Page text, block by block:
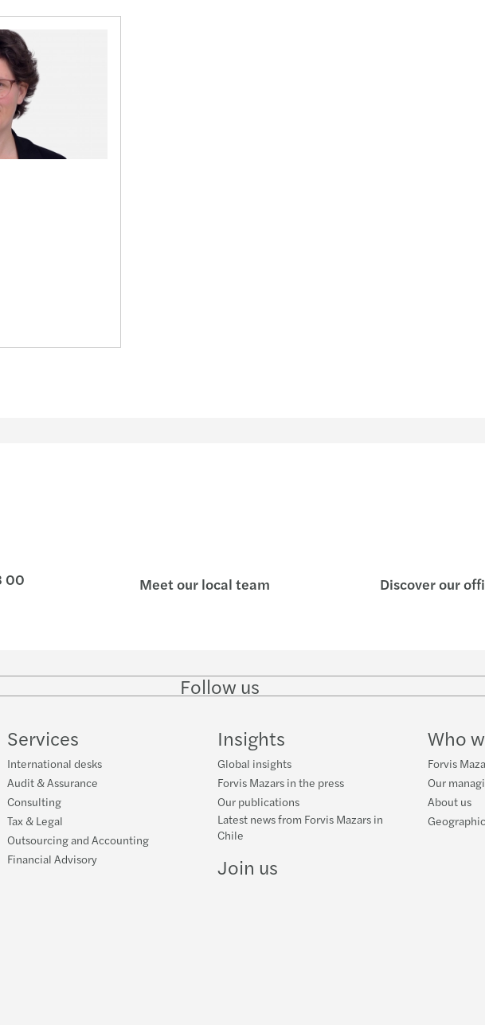
00 Meet our local team Discover our
Follow us
on
on
Facebook
on
Services
International desks
Audit & Assurance
Consulting
Tax & Legal
Outsourcing and Accounting
Financial Advisory
Insights
Global insights
Forvis Mazars in the press
Our publications
Latest news from Forvis Mazars in
Chile
Join us
Who
Forvis
Our
About us